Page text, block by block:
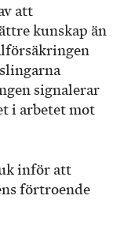
att
kunskap än
signalerar
i arbetet mot
inför att
förtroende